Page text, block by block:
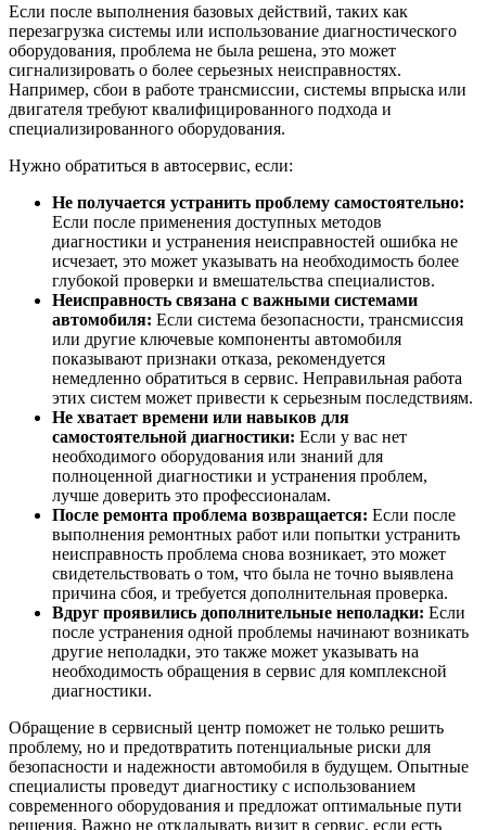
Если после выполнения базовых действий, таких как
перезагрузка системы или использование диагностического
оборудования, проблема не была решена, это может
сигнализировать о более серьезных неисправностях.
Например, сбои в работе трансмиссии, системы впрыска или
двигателя требуют квалифицированного подхода и
специализированного оборудования.
Нужно обратиться в автосервис, если:
Не получается устранить проблему самостоятельно:
Если после применения доступных методов
диагностики и устранения неисправностей ошибка не
исчезает, это может указывать на необходимость более
глубокой проверки и вмешательства специалистов.
Неисправность связана с важными системами
автомобиля: Если система безопасности, трансмиссия
или другие ключевые компоненты автомобиля
показывают признаки отказа, рекомендуется
немедленно обратиться в сервис. Неправильная работа
этих систем может привести к серьезным последствиям.
Не хватает времени или навыков для
самостоятельной диагностики: Если у вас нет
необходимого оборудования или знаний для
полноценной диагностики и устранения проблем,
лучше доверить это профессионалам.
После ремонта проблема возвращается: Если после
выполнения ремонтных работ или попытки устранить
неисправность проблема снова возникает, это может
свидетельствовать о том, что была не точно выявлена
причина сбоя, и требуется дополнительная проверка.
Вдруг проявились дополнительные неполадки: Если
после устранения одной проблемы начинают возникать
другие неполадки, это также может указывать на
необходимость обращения в сервис для комплексной
диагностики.
Обращение в сервисный центр поможет не только решить
проблему, но и предотвратить потенциальные риски для
безопасности и надежности автомобиля в будущем. Опытные
специалисты проведут диагностику с использованием
современного оборудования и предложат оптимальные пути
решения. Важно не откладывать визит в сервис, если есть